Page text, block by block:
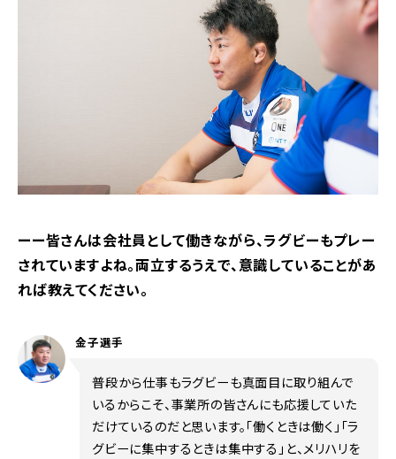
ーー皆さんは会社員として働きながら、ラグビーもプレー
されていますよね。両立するうえで、意識していることがあ
れば教えてください。
普段から仕事もラグビーも真面目に取り組んで
いるからこそ、事業所の皆さんにも応援していた
だけているのだと思います。「働くときは働く」「ラ
グビーに集中するときは集中する」と、メリハリを
金子選手